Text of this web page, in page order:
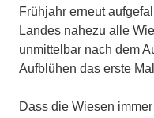
Frühjahr erneut
Landes nahezu alle
unmittelbar nach dem
Aufblühen das erste
Dass die Wiesen